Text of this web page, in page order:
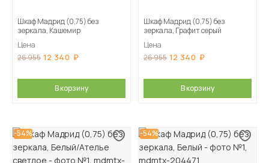
Шкаф Мадрид (0,75) без
зеркала, Кашемир
Цена
26 955 12 340
В корзину
Шкаф Мадрид (0,75) без
зеркала, Графит серый
Цена
26 955 12 340
В корзину
-54% -54%